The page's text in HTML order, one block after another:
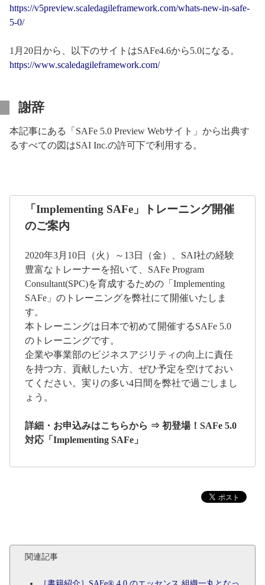
https://v5preview.scaledagileframework.com/whats-new-in-safe-
5-0/
1月20日から、以下のサイトはSAFe4.6から5.0になる。
https://www.scaledagileframework.com/
謝辞
本記事にある「SAFe 5.0 Preview Webサイト」から出典す
るすべての図はSAI Inc.の許可下で利用する。
「Implementing SAFe」トレーニング開催
のご案内
2020年3月10日（火）～13日（金）、SAI社の経験
豊富なトレーナーを招いて、SAFe Program
Consultant(SPC)を育成するための「Implementing
SAFe」のトレーニングを弊社にて開催いたしま
す。
本トレーニングは日本で初めて開催するSAFe 5.0
のトレーニングです。
企業や事業部のビジネスアジリティの向上に責任
を持つ方、貢献したい方、ぜひ予定を空けておい
てください。実りの多い4日間を弊社で過ごしまし
ょう。
詳細・お申込みはこちらから ⇒ 初登場！SAFe 5.0
対応「Implementing SAFe」
関連記事